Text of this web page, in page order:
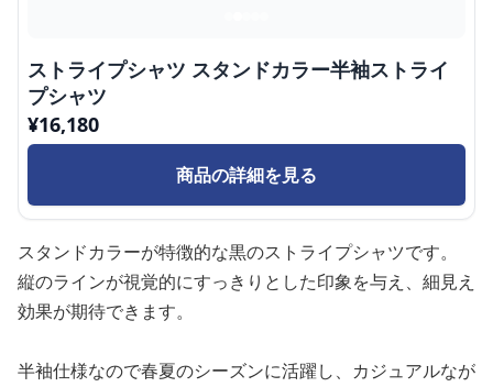
ストライプシャツ スタンドカラー半袖ストライ
プシャツ
¥16,180
商品の詳細を見る
スタンドカラーが特徴的な黒のストライプシャツです。
縦のラインが視覚的にすっきりとした印象を与え、細見え
効果が期待できます。
半袖仕様なので春夏のシーズンに活躍し、カジュアルなが